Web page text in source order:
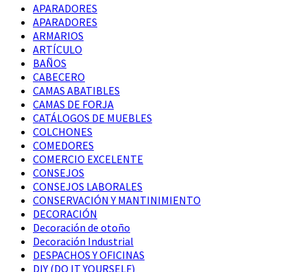
APARADORES
APARADORES
ARMARIOS
ARTÍCULO
BAÑOS
CABECERO
CAMAS ABATIBLES
CAMAS DE FORJA
CATÁLOGOS DE MUEBLES
COLCHONES
COMEDORES
COMERCIO EXCELENTE
CONSEJOS
CONSEJOS LABORALES
CONSERVACIÓN Y MANTINIMIENTO
DECORACIÓN
Decoración de otoño
Decoración Industrial
DESPACHOS Y OFICINAS
DIY (DO IT YOURSELF)